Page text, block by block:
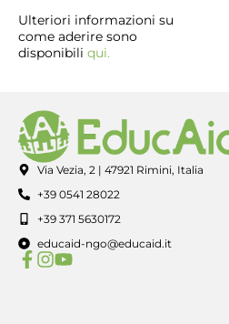
Ulteriori informazioni su
come aderire sono
disponibili qui.
Via Vezia, 2 | 47921 Rimini, Italia
+39 0541 28022
+39 371 5630172
educaid-ngo@educaid.it